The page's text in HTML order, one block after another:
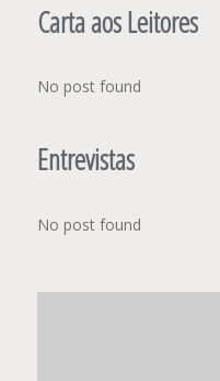
Carta aos Leitores
No post found
Entrevistas
No post found